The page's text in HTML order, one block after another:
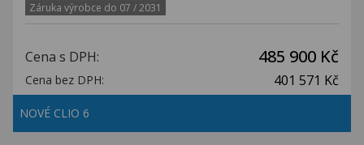
Záruka výrobce do 07 / 2031
Cena s DPH: 485 900 Kč
Cena bez DPH: 401 571 Kč
NOVÉ CLIO 6